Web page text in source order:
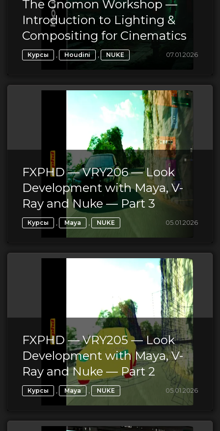
The Gnomon Workshop —
Introduction to Lighting &
Compositing for Cinematics
Курсы , Houdini , NUKE 07.01.2026
FXPHD — VRY206 — Look
Development with Maya, V-
Ray and Nuke — Part 3
Курсы , Maya , NUKE 05.01.2026
FXPHD — VRY205 — Look
Development with Maya, V-
Ray and Nuke — Part 2
Курсы , Maya , NUKE 05.01.2026